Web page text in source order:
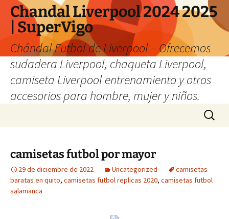
Chandal Liverpool 2024 2025
| SuperVigo
Chándal Futbol de Liverpool – Ofrecemos
sudadera Liverpool, chaqueta Liverpool,
camiseta Liverpool entrenamiento y otros
accesorios para hombre, mujer y niños.
Buscar:
camisetas futbol por mayor
29 de diciembre de 2022 Uncategorized
camisetas
baratas en quito, camisetas futbol replicas 2020, camisetas futbol
salamanca